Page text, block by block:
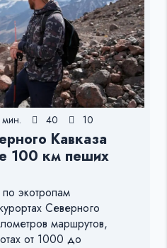
40 10
Кавказа
100 км пеших
экотропам
Северного
маршрутов,
от 1000 до